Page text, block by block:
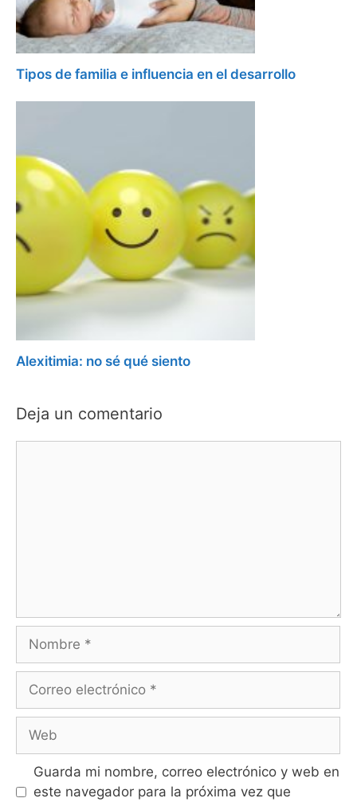
Tipos de familia e influencia en el desarrollo
Alexitimia: no sé qué siento
Deja un comentario
Guarda mi nombre, correo electrónico y web en
este navegador para la próxima vez que